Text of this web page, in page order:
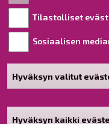
Tilastolliset
Sosiaalisen
Hyväksyn valitut
Hyväksyn kaikki
Poista hyväksyntä